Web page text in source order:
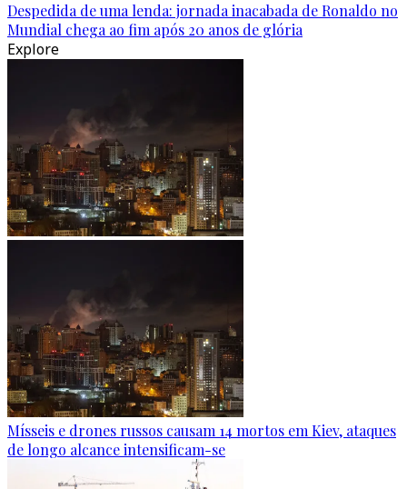
Despedida de uma lenda: jornada inacabada de Ronaldo no
Mundial chega ao fim após 20 anos de glória
Explore
Mísseis e drones russos causam 14 mortos em Kiev, ataques
de longo alcance intensificam-se